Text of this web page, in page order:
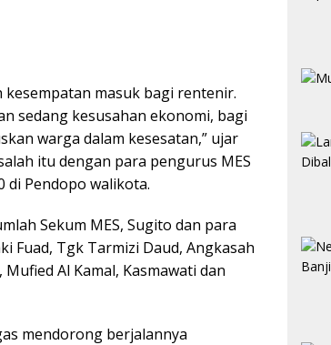
kesempatan masuk bagi rentenir.
sedang kesusahan ekonomi, bagi
warga dalam kesesatan,” ujar
itu dengan para pengurus MES
di Pendopo walikota.
Sekum MES, Sugito dan para
Fuad, Tgk Tarmizi Daud, Angkasah
Al Kamal, Kasmawati dan
mendorong berjalannya